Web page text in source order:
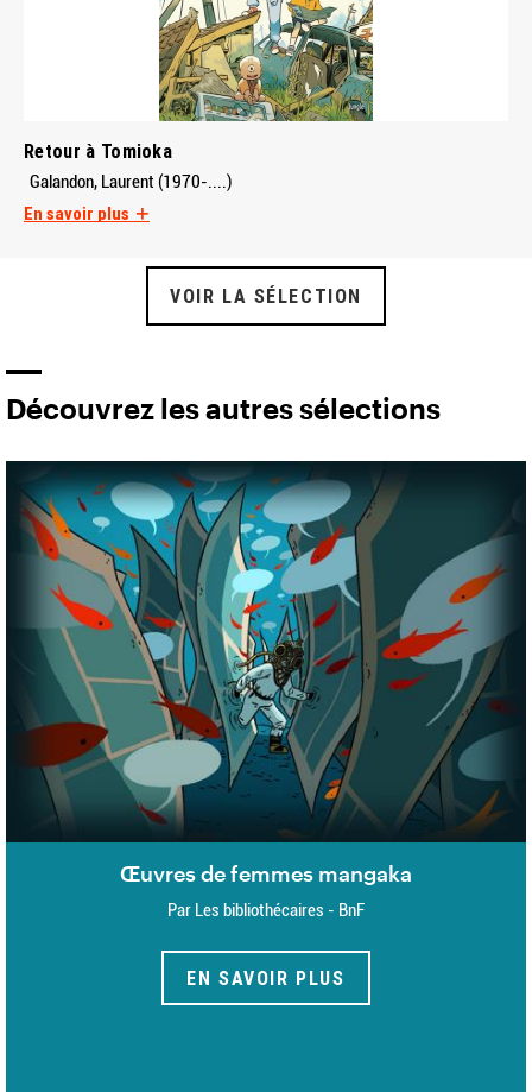
Retour à Tomioka
Galandon, Laurent (1970-....)
En savoir plus
VOIR LA SÉLECTION
Découvrez les autres sélections
Œuvres de femmes mangaka
Par Les bibliothécaires - BnF
EN SAVOIR PLUS